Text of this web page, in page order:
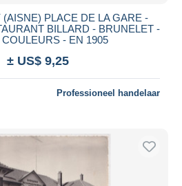
PLACE DE LA GARE -
BILLARD - BRUNELET -
- EN 1905
± US$ 9,25
Professioneel handelaar